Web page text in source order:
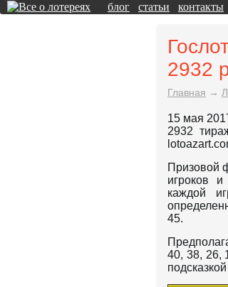
блог статьи контакты
2932
Главная →
15 мая
2932
Призовой
игроков
каждой
45.
40, 38, 26,